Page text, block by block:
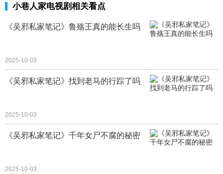
小巷人家电视剧相关看点
《吴邪私家笔记》鲁殇王真的能长生吗
2025-10-03
《吴邪私家笔记》找到老马的行踪了吗
2025-10-03
《吴邪私家笔记》千年女尸不腐的秘密
2025-10-03